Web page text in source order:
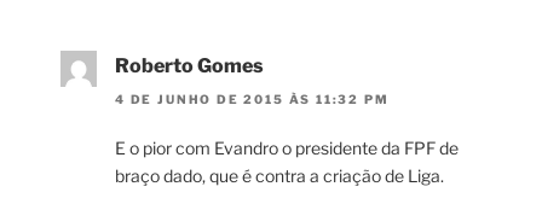
Roberto Gomes
4 DE JUNHO DE 2015 ÀS 11:32 PM
E o pior com Evandro o presidente da FPF de
braço dado, que é contra a criação de Liga.